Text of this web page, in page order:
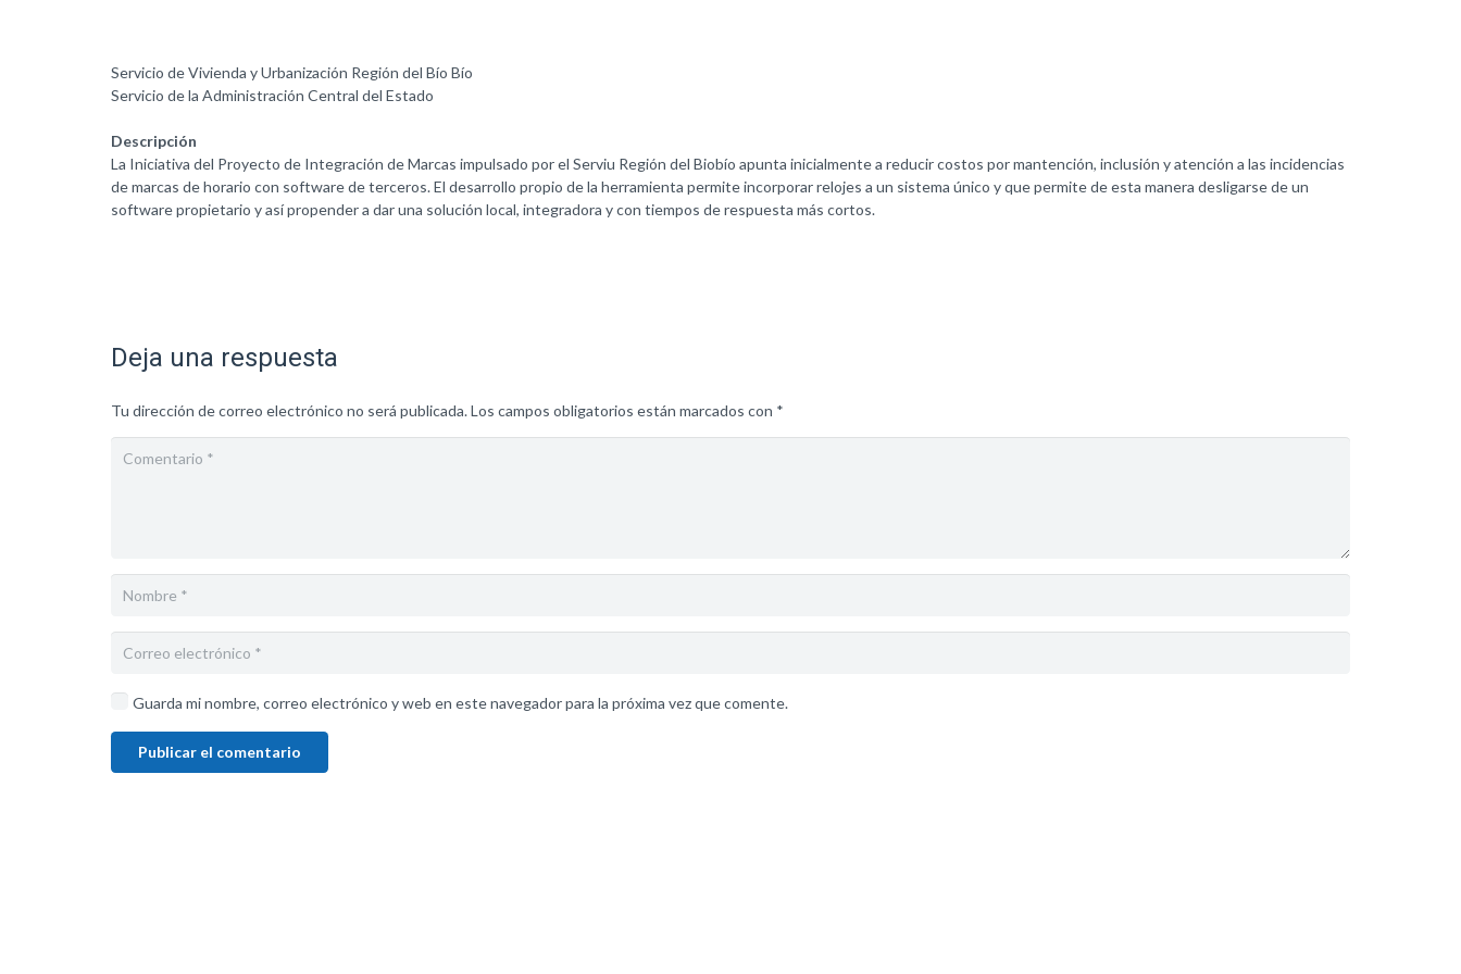
Servicio de Vivienda y Urbanización Región del Bío Bío
Servicio de la Administración Central del Estado
Descripción
La Iniciativa del Proyecto de Integración de Marcas impulsado por el Serviu Región del Biobío apunta inicialmente a reducir costos por mantención, inclusión y atención a las incidencias
de marcas de horario con software de terceros. El desarrollo propio de la herramienta permite incorporar relojes a un sistema único y que permite de esta manera desligarse de un
software propietario y así propender a dar una solución local, integradora y con tiempos de respuesta más cortos.
Deja una respuesta
Tu dirección de correo electrónico no será publicada.Los campos obligatorios están marcados con *
Guarda mi nombre, correo electrónico y web en este navegador para la próxima vez que comente.
Publicar el comentario